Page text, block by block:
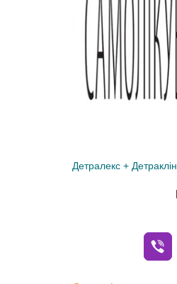
Детралекс + Детраклін